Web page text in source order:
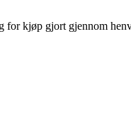
kjøp gjort gjennom